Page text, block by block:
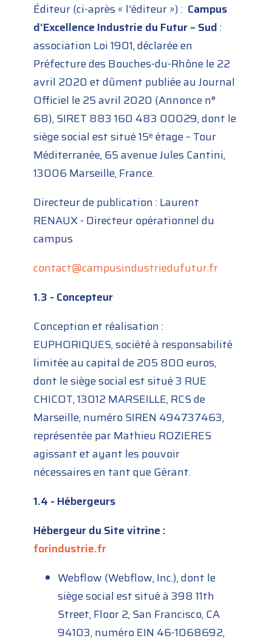
Éditeur (ci-après « l'éditeur ») : Campus
d’Excellence Industrie du Futur – Sud:
association Loi 1901, déclarée en
Préfecture des Bouches-du-Rhône le 22
avril 2020 et dûment publiée au Journal
Officiel le 25 avril 2020 (Annonce n°
68), SIRET 883 160 483 00029, dont le
siège social est situé 15ᵉ étage – Tour
Méditerranée, 65 avenue Jules Cantini,
13006 Marseille, France.
Directeur de publication : Laurent
RENAUX - Directeur opérationnel du
campus
contact@campusindustriedufutur.fr
1.3 - Concepteur
Conception et réalisation :
EUPHORIQUES, société à responsabilité
limitée au capital de 205 800 euros,
dont le siège social est situé 3 RUE
CHICOT, 13012 MARSEILLE, RCS de
Marseille, numéro SIREN 494737463,
représentée par Mathieu ROZIERES
agissant et ayant les pouvoir
nécessaires en tant que Gérant.
1.4 - Hébergeurs
Hébergeur du Site vitrine :
forindustrie.fr
Webflow (Webflow, Inc.), dont le
siège social est situé à 398 11th
Street, Floor 2, San Francisco, CA
94103, numéro EIN 46-1068692,